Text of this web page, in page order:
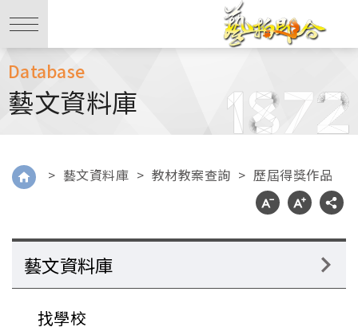
Database
藝文資料庫
> 藝文資料庫 > 教材教案查詢 > 歷屆得獎作品
藝文資料庫
找學校